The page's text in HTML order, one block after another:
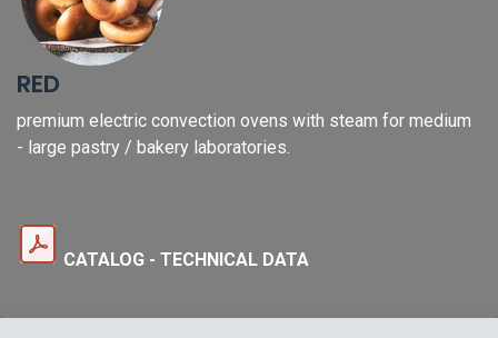
RED
premium electric convection ovens with steam for medium
- large pastry / bakery laboratories.
CATALOG - TECHNICAL DATA